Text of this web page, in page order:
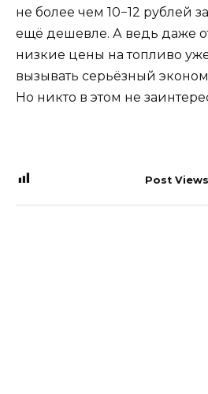
не более чем 10−12 рублей
ещё дешевле. А ведь даже
низкие цены на топливо
вызывать серьёзный
Но никто в этом не
Post